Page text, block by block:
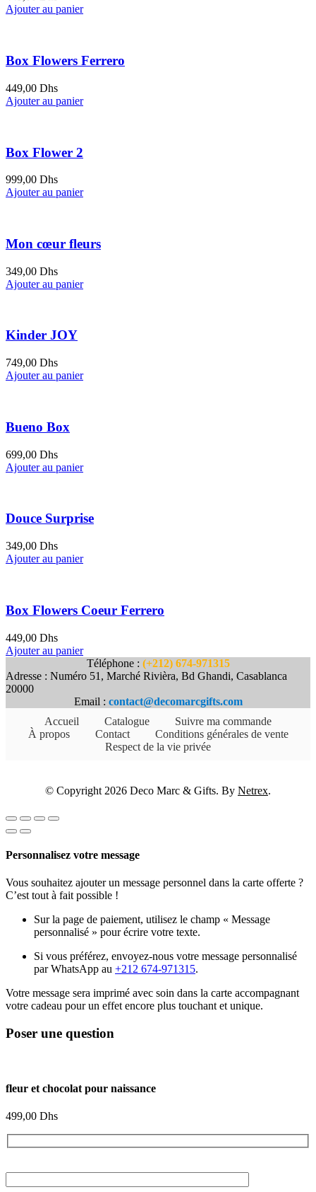
Ajouter au panier
Box Flowers Ferrero
449,00 Dhs
Ajouter au panier
Box Flower 2
999,00 Dhs
Ajouter au panier
Mon cœur fleurs
349,00 Dhs
Ajouter au panier
Kinder JOY
749,00 Dhs
Ajouter au panier
Bueno Box
699,00 Dhs
Ajouter au panier
Douce Surprise
349,00 Dhs
Ajouter au panier
Box Flowers Coeur Ferrero
449,00 Dhs
Ajouter au panier
Téléphone : (+212) 674-971315
Adresse : Numéro 51, Marché Rivièra, Bd Ghandi, Casablanca
20000
Email : contact@decomarcgifts.com
Accueil
Catalogue
Suivre ma commande
À propos
Contact
Conditions générales de vente
Respect de la vie privée
© Copyright 2026 Deco Marc & Gifts. By Netrex.
Personnalisez votre message
Vous souhaitez ajouter un message personnel dans la carte offerte ?
C’est tout à fait possible !
Sur la page de paiement, utilisez le champ « Message
personnalisé » pour écrire votre texte.
Si vous préférez, envoyez-nous votre message personnalisé
par WhatsApp au +212 674-971315.
Votre message sera imprimé avec soin dans la carte accompagnant
votre cadeau pour un effet encore plus touchant et unique.
Poser une question
fleur et chocolat pour naissance
499,00 Dhs